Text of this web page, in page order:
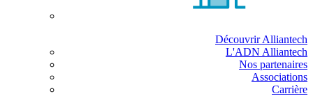
Découvrir Alliantech
L'ADN Alliantech
Nos partenaires
Associations
Carrière